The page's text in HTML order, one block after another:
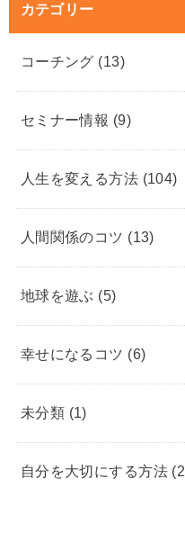
カテゴリー
コーチング (13)
セミナー情報 (9)
人生を変える方法 (104)
人間関係のコツ (13)
地球を遊ぶ (5)
幸せになるコツ (6)
未分類 (1)
自分を大切にする方法